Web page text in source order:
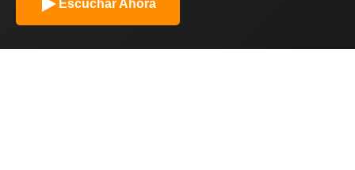
Escuchar Ahora